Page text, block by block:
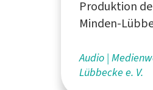
Produktion
Minden-
Audio
Lübbecke e. V.